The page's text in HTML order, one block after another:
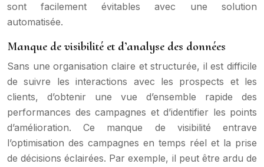
sont facilement évitables avec une solution
automatisée.
Manque de visibilité et d’analyse des données
Sans une organisation claire et structurée, il est difficile
de suivre les interactions avec les prospects et les
clients, d’obtenir une vue d’ensemble rapide des
performances des campagnes et d’identifier les points
d’amélioration. Ce manque de visibilité entrave
l’optimisation des campagnes en temps réel et la prise
de décisions éclairées. Par exemple, il peut être ardu de